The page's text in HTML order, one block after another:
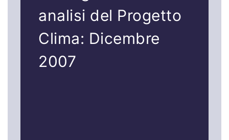
analisi del Progetto
Clima: Dicembre
2007